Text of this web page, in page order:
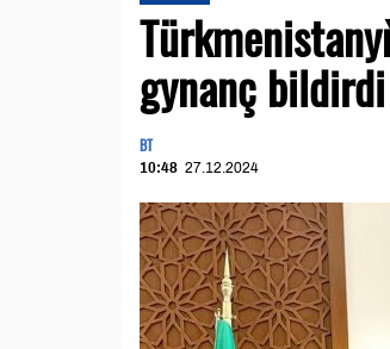
gynanç bildirdi
BT
10:48 27.12.2024